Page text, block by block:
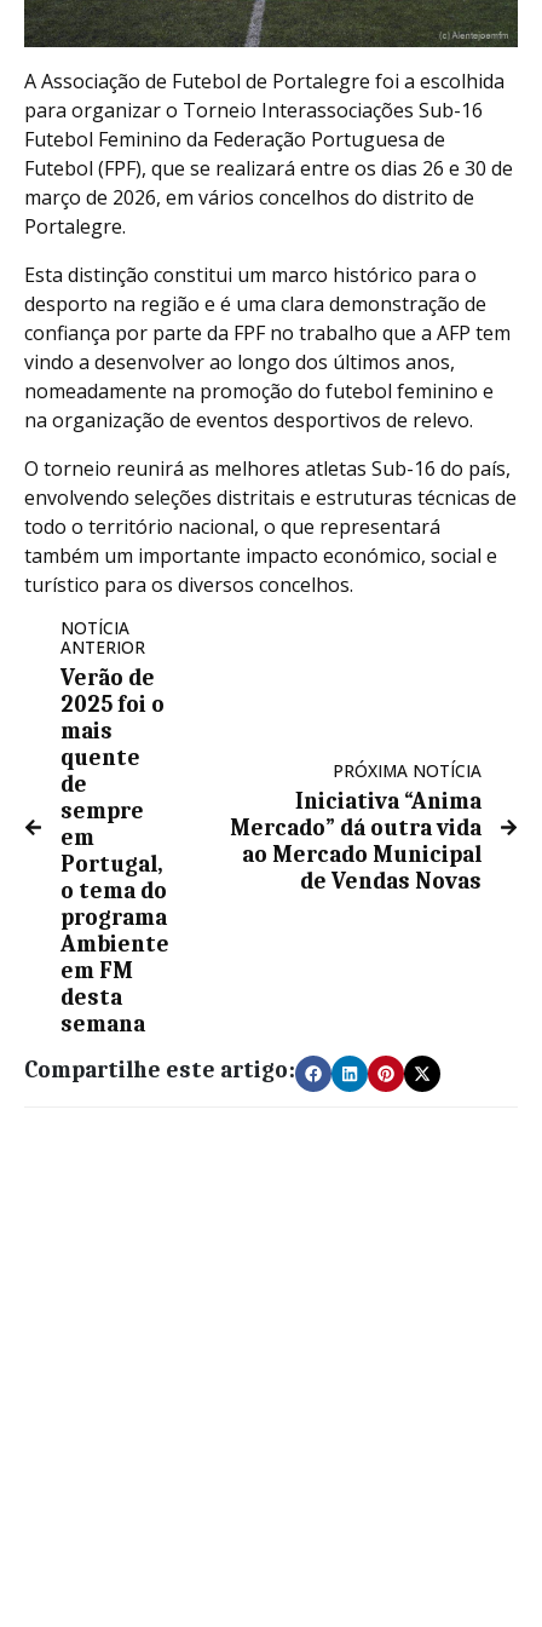
A Associação de Futebol de Portalegre foi a escolhida
para organizar o Torneio Interassociações Sub-16
Futebol Feminino da Federação Portuguesa de
Futebol (FPF), que se realizará entre os dias 26 e 30 de
março de 2026, em vários concelhos do distrito de
Portalegre.
Esta distinção constitui um marco histórico para o
desporto na região e é uma clara demonstração de
confiança por parte da FPF no trabalho que a AFP tem
vindo a desenvolver ao longo dos últimos anos,
nomeadamente na promoção do futebol feminino e
na organização de eventos desportivos de relevo.
O torneio reunirá as melhores atletas Sub-16 do país,
envolvendo seleções distritais e estruturas técnicas de
todo o território nacional, o que representará
também um importante impacto económico, social e
turístico para os diversos concelhos.
NOTÍCIA
ANTERIOR
Verão de
2025 foi o
mais
quente
de
sempre
em
Portugal,
o tema do
programa
Ambiente
em FM
desta
semana
PRÓXIMA NOTÍCIA
Iniciativa “Anima
Mercado” dá outra vida
ao Mercado Municipal
de Vendas Novas
Compartilhe este artigo: